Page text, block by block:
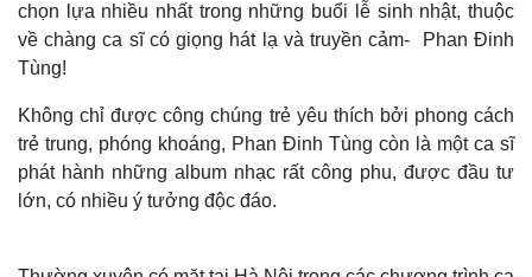
chọn lựa nhiều nhất trong những buổi lễ sinh nhật, thuộc
về chàng ca sĩ có giọng hát lạ và truyền cảm- Phan Đinh
Tùng!
Không chỉ được công chúng trẻ yêu thích bởi phong cách
trẻ trung, phóng khoáng, Phan Đinh Tùng còn là một ca sĩ
phát hành những album nhạc rất công phu, được đầu tư
lớn, có nhiều ý tưởng độc đáo.